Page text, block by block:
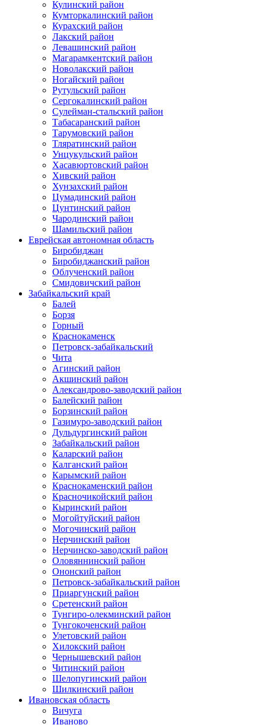
Кулинский район
Кумторкалинский район
Курахский район
Лакский район
Левашинский район
Магарамкентский район
Новолакский район
Ногайский район
Рутульский район
Сергокалинский район
Сулейман-стальский район
Табасаранский район
Тарумовский район
Тляратинский район
Унцукульский район
Хасавюртовский район
Хивский район
Хунзахский район
Цумадинский район
Цунтинский район
Чародинский район
Шамильский район
Еврейская автономная область
Биробиджан
Биробиджанский район
Облученский район
Смидовичский район
Забайкальский край
Балей
Борзя
Горный
Краснокаменск
Петровск-забайкальский
Чита
Агинский район
Акшинский район
Александрово-заводский район
Балейский район
Борзинский район
Газимуро-заводский район
Дульдургинский район
Забайкальский район
Каларский район
Калганский район
Карымский район
Краснокаменский район
Красночикойский район
Кыринский район
Могойтуйский район
Могочинский район
Нерчинский район
Нерчинско-заводский район
Оловяннинский район
Ононский район
Петровск-забайкальский район
Приаргунский район
Сретенский район
Тунгиро-олекминский район
Тунгокоченский район
Улетовский район
Хилокский район
Чернышевский район
Читинский район
Шелопугинский район
Шилкинский район
Ивановская область
Вичуга
Иваново